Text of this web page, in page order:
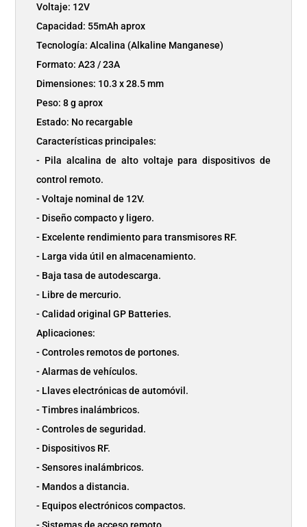
Voltaje: 12V
Capacidad: 55mAh aprox
Tecnología: Alcalina (Alkaline Manganese)
Formato: A23 / 23A
Dimensiones: 10.3 x 28.5 mm
Peso: 8 g aprox
Estado: No recargable
Características principales:
- Pila alcalina de alto voltaje para dispositivos de
control remoto.
- Voltaje nominal de 12V.
- Diseño compacto y ligero.
- Excelente rendimiento para transmisores RF.
- Larga vida útil en almacenamiento.
- Baja tasa de autodescarga.
- Libre de mercurio.
- Calidad original GP Batteries.
Aplicaciones:
- Controles remotos de portones.
- Alarmas de vehículos.
- Llaves electrónicas de automóvil.
- Timbres inalámbricos.
- Controles de seguridad.
- Dispositivos RF.
- Sensores inalámbricos.
- Mandos a distancia.
- Equipos electrónicos compactos.
- Sistemas de acceso remoto.